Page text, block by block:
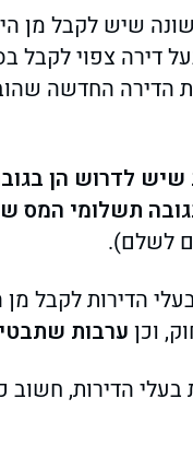
שיש לקבל מן
דירה צפוי לקבל
הדירה החדשה
שיש לדרוש הן
תשלומי המס
לשלם).
הדירות לקבל מן
וכן ערבות
הדירות, חשוב